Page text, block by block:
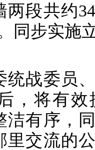
两段共约
同步实施
战委员、
，将有
洁有序，
里交流的